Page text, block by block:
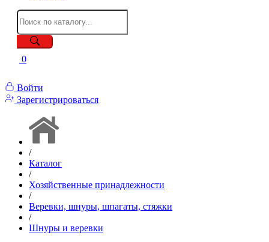
0
Войти
Зарегистрироваться
/
Каталог
/
Хозяйственные принадлежности
/
Веревки, шнуры, шпагаты, стяжки
/
Шнуры и веревки